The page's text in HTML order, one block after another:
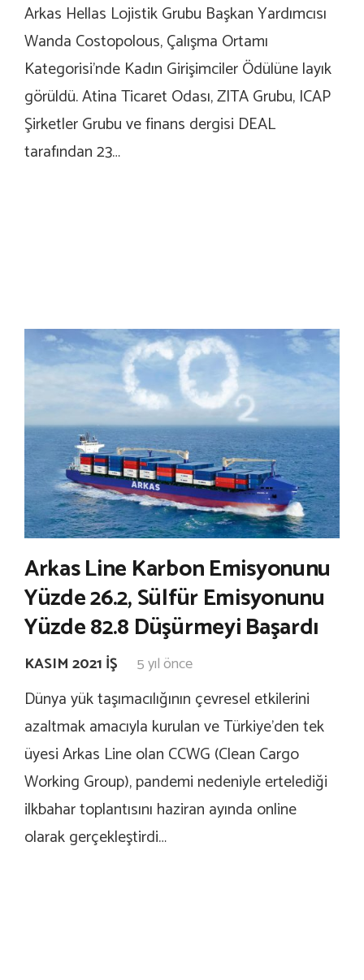
Arkas Hellas Lojistik Grubu Başkan Yardımcısı
Wanda Costopolous, Çalışma Ortamı
Kategorisi’nde Kadın Girişimciler Ödülüne layık
görüldü. Atina Ticaret Odası, ZITA Grubu, ICAP
Şirketler Grubu ve finans dergisi DEAL
tarafından 23…
Arkas Line Karbon Emisyonunu
Yüzde 26.2, Sülfür Emisyonunu
Yüzde 82.8 Düşürmeyi Başardı
KASIM 2021 İŞ 5 yıl önce
Dünya yük taşımacılığının çevresel etkilerini
azaltmak amacıyla kurulan ve Türkiye’den tek
üyesi Arkas Line olan CCWG (Clean Cargo
Working Group), pandemi nedeniyle ertelediği
ilkbahar toplantısını haziran ayında online
olarak gerçekleştirdi…